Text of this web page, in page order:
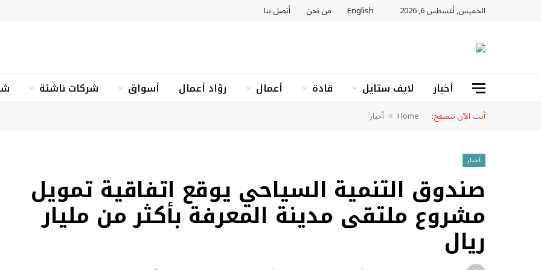
الخميس, أغسطس 6, 2026 English من نحن أتصل بنا
أخبار لايف ستايل قادة أعمال روّاد أعمال أسواق شركات ناشئة
أنت الآن تتصفح: Home
» أخبار
أخبار
صندوق التنمية السياحي يوقع اتفاقية تمويل
مشروع ملتقى مدينة المعرفة بأكثر من مليار
ريال